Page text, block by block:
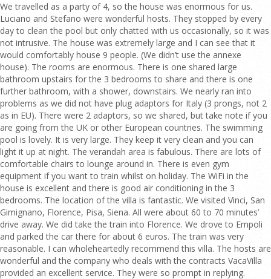
We travelled as a party of 4, so the house was enormous for us.
Luciano and Stefano were wonderful hosts. They stopped by every
day to clean the pool but only chatted with us occasionally, so it was
not intrusive. The house was extremely large and I can see that it
would comfortably house 9 people. (We didn’t use the annexe
house). The rooms are enormous. There is one shared large
bathroom upstairs for the 3 bedrooms to share and there is one
further bathroom, with a shower, downstairs. We nearly ran into
problems as we did not have plug adaptors for Italy (3 prongs, not 2
as in EU). There were 2 adaptors, so we shared, but take note if you
are going from the UK or other European countries. The swimming
pool is lovely. It is very large. They keep it very clean and you can
light it up at night. The verandah area is fabulous. There are lots of
comfortable chairs to lounge around in. There is even gym
equipment if you want to train whilst on holiday. The WiFi in the
house is excellent and there is good air conditioning in the 3
bedrooms. The location of the villa is fantastic. We visited Vinci, San
Gimignano, Florence, Pisa, Siena. All were about 60 to 70 minutes’
drive away. We did take the train into Florence. We drove to Empoli
and parked the car there for about 6 euros. The train was very
reasonable. I can wholeheartedly recommend this villa. The hosts are
wonderful and the company who deals with the contracts VacaVilla
provided an excellent service. They were so prompt in replying.